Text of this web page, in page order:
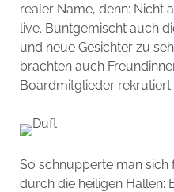
realer Name, denn: Nicht
live. Buntgemischt auch
und neue Gesichter zu
brachten auch
Boardmitglieder rekrutiert
So schnupperte man
durch die heiligen Hallen: